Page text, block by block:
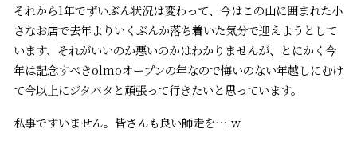
それから1年でずいぶん状況は変わって、今はこの山に囲まれた小
さなお店で去年よりいくぶんか落ち着いた気分で迎えようとして
います、それがいいのか悪いのかはわかりませんが、とにかく今
年は記念すべきolmoオープンの年なので悔いのない年越しにむけ
て今以上にジタバタと頑張って行きたいと思っています。
私事ですいません。皆さんも良い師走を….w